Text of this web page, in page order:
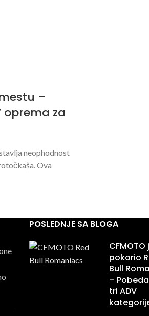
–
oprema za
neophodnost
Ova
POSLEDNJE SA BLOGA
CFMOTO
pokorio
Bull
–
tri ADV